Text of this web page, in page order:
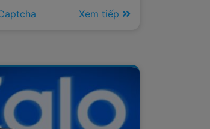
captcha trước khi có thể
dịch vụ. Đối với người
Xem tiếp